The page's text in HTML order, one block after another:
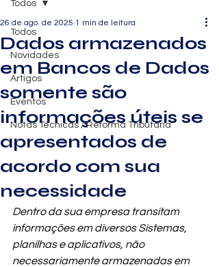
Todos
Novidades
Artigos
Eventos
Notas Técnicas / Reforma Tributária
Todos
Dados armazenados
em Bancos de Dados
somente são
informações úteis se
apresentados de
acordo com sua
necessidade
26 de ago. de 2025 1 min de leitura
Dentro da sua empresa transitam
informações em diversos Sistemas,
planilhas e aplicativos, não
necessariamente armazenadas em